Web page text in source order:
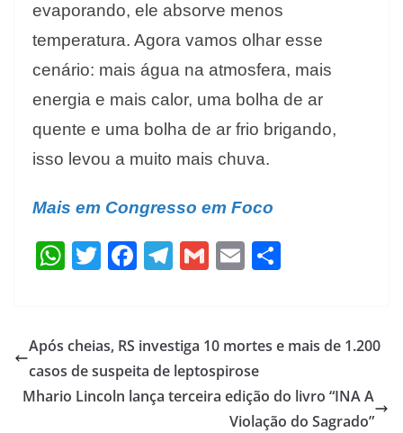
evaporando, ele absorve menos
temperatura. Agora vamos olhar esse
cenário: mais água na atmosfera, mais
energia e mais calor, uma bolha de ar
quente e uma bolha de ar frio brigando,
isso levou a muito mais chuva.
Mais em Congresso em Foco
W
s
A
p
T
er
F
b
o
o
T
gr
a
m
G
l
E
l e
Após cheias, RS investiga 10 mortes e mais de 1.200
casos de suspeita de leptospirose
Mhario Lincoln lança terceira edição do livro “INA A
Violação do Sagrado”